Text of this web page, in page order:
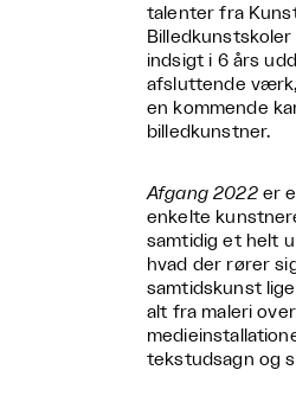
talenter fra
indsigt i 6 års
afsluttende
en kommende
billedkunstner.
Afgang 2022er
enkelte
samtidig et helt
hvad der rører
samtidskunst
alt fra maleri
tekstudsagn og